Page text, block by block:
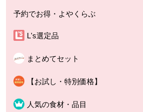
予約でお得・よやくらぶ
L's選定品
まとめてセット
【お試し・特別価格】
人気の食材・品目